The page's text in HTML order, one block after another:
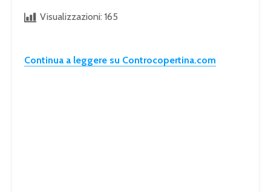
Visualizzazioni: 165
Continua a leggere su Controcopertina.com